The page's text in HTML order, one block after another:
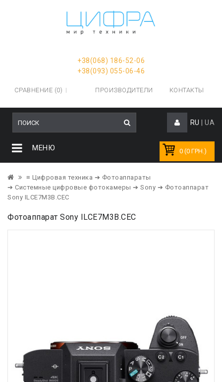
+38(068) 186-52-06
+38(093) 055-06-46
СРАВНЕНИЕ (0) ПРОИЗВОДИТЕЛИ КОНТАКТЫ
RU UA
0 (0 ГРН.)
МЕНЮ
≡ Цифровая техника ➔ Фотоаппараты
➔ Системные цифровые фотокамеры ➔ Sony ➔ Фотоаппарат
Sony ILCE7M3B.CEC
Фотоаппарат Sony ILCE7M3B.CEC